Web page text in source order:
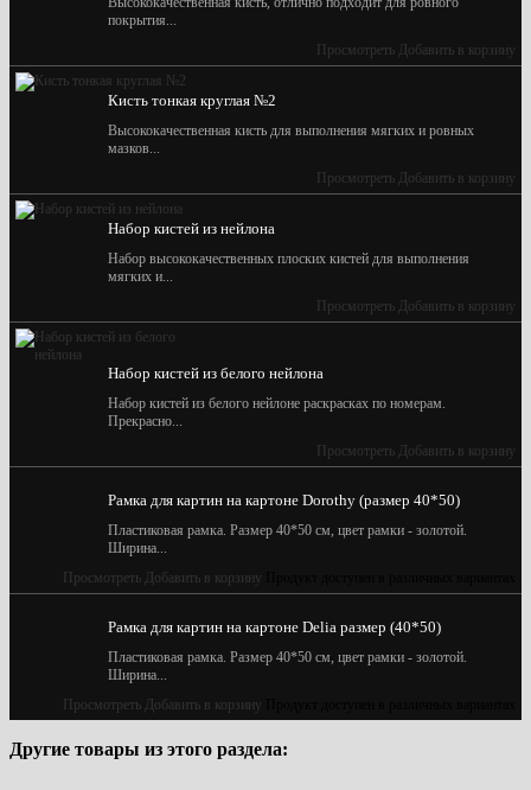
покрытия...
Просмотреть Добавить в корзину
Кисть тонкая круглая №2
Высококачественная кисть для выполнения мягких и ровных
мазков...
Просмотреть Добавить в корзину
Набор кистей из нейлона
Набор высококачественных плоских кистей для выполнения
мягких и...
Просмотреть Добавить в корзину
Набор кистей из белого нейлона
Набор кистей из белого нейлоне раскрасках по номерам.
Прекрасно...
Просмотреть Добавить в корзину
Рамка для картин на картоне Dorothy (размер 40*50)
Пластиковая рамка. Размер 40*50 см, цвет рамки - золотой.
Ширина...
Просмотреть Добавить в корзину
Рамка для картин на картоне Delia размер (40*50)
Пластиковая рамка. Размер 40*50 см, цвет рамки - золотой.
Ширина...
Просмотреть Добавить в корзину
Другие товары из этого раздела: